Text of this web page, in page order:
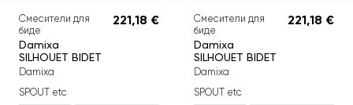
Смесители для
биде
Damixa
SILHOUET BIDET
Damixa
221,18 €
SPOUT etc
Смесители для
биде
Damixa
SILHOUET BIDET
Damixa
221,18 €
SPOUT etc